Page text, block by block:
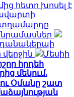
հետո խոսել է
տղամարդը
Մեսիի
հրդեհ
մեկում.
Օմանը շատ